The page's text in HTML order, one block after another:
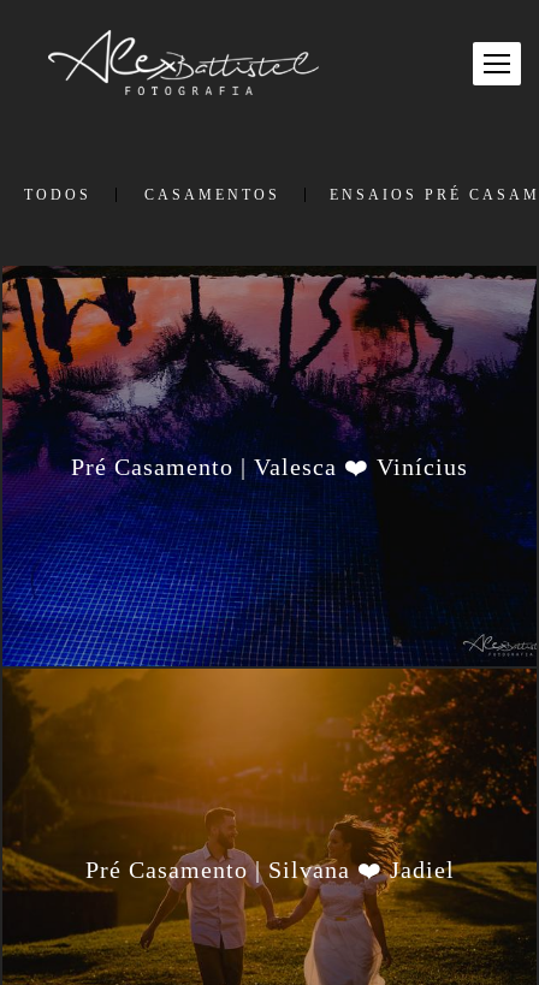
TODOS CASAMENTOS ENSAIOS PRÉ
Pré Casamento | Valesca ❤️ Vinícius
Pré Casamento | Silvana ❤️ Jadiel